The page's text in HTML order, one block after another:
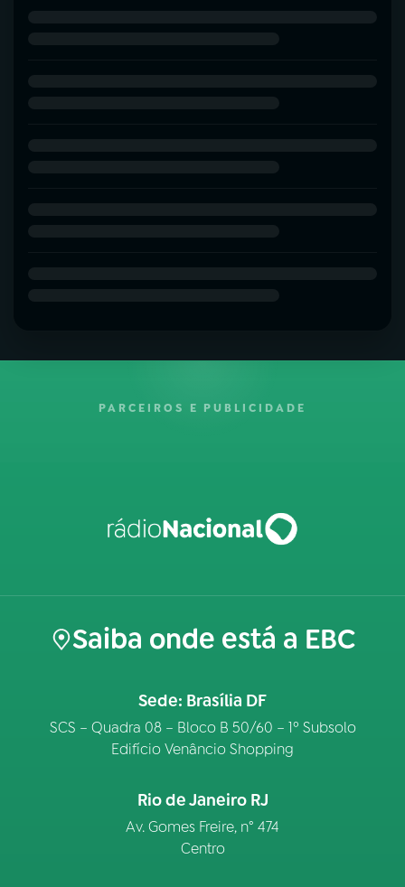
PARCEIROS E PUBLICIDADE
Saiba onde está a EBC
Sede: Brasília DF
SCS – Quadra 08 – Bloco B 50/60 – 1º Subsolo
Edifício Venâncio Shopping
Rio de Janeiro RJ
Av. Gomes Freire, n° 474
Centro